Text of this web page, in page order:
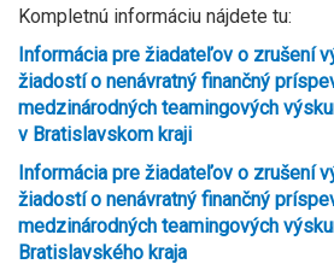
Kompletnú informáciu nájdete tu:
Informácia pre žiadateľov o zrušení
žiadostí o nenávratný finančný
medzinárodných teamingových
v Bratislavskom kraji
Informácia pre žiadateľov o zrušení
žiadostí o nenávratný finančný
medzinárodných teamingových
Bratislavského kraja